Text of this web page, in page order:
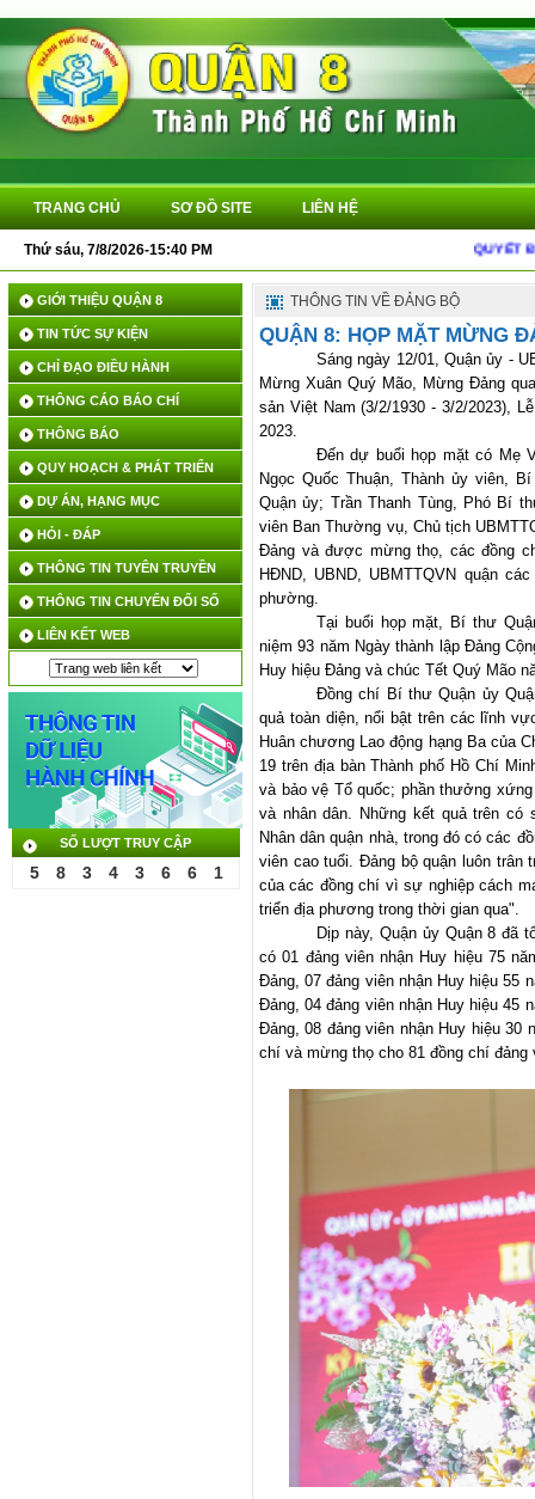
TRANG CHỦ SƠ ĐỒ SITE LIÊN HỆ
Thứ sáu, 7/8/2026-15:40 PM QUYẾT ĐỊNH VỀ
GIỚI THIỆU QUẬN 8
TIN TỨC SỰ KIỆN
CHỈ ĐẠO ĐIỀU HÀNH
THÔNG CÁO BÁO CHÍ
THÔNG BÁO
QUY HOẠCH & PHÁT TRIỂN
DỰ ÁN, HẠNG MỤC
HỎI - ĐÁP
THÔNG TIN TUYÊN TRUYỀN
THÔNG TIN CHUYỂN ĐỔI SỐ
LIÊN KẾT WEB
SỐ LƯỢT TRUY CẬP
5 8 3 4 3 6 6 1
THÔNG TIN VỀ ĐẢNG BỘ
QUẬN 8: HỌP MẶT MỪNG
Sáng ngày 12/01, Quận ủy -
Mừng Xuân Quý Mão, Mừng Đảng
sản Việt Nam (3/2/1930 - 3/2/2023),
2023.
Đến dự buổi họp mặt có Mẹ
Ngọc Quốc Thuận, Thành ủy viên,
Quận ủy; Trần Thanh Tùng, Phó Bí
viên Ban Thường vụ, Chủ tịch
Đảng và được mừng thọ, các đồng
HĐND, UBND, UBMTTQVN quận
phường.
Tại buổi họp mặt, Bí thư
niệm 93 năm Ngày thành lập Đảng
Huy hiệu Đảng và chúc Tết Quý Mão
Đồng chí Bí thư Quận ủy
quả toàn diện, nổi bật trên các lĩnh
Huân chương Lao động hạng Ba của
19 trên địa bàn Thành phố Hồ Chí
và bảo vệ Tổ quốc; phần thưởng
và nhân dân. Những kết quả trên
Nhân dân quận nhà, trong đó có các
viên cao tuổi. Đảng bộ quận luôn trân
của các đồng chí vì sự nghiệp cách
triển địa phương trong thời gian qua".
Dịp này, Quận ủy Quận 8 đã
có 01 đảng viên nhận Huy hiệu 75
Đảng, 07 đảng viên nhận Huy hiệu 55
Đảng, 04 đảng viên nhận Huy hiệu 45
Đảng, 08 đảng viên nhận Huy hiệu 30
chí và mừng thọ cho 81 đồng chí đảng